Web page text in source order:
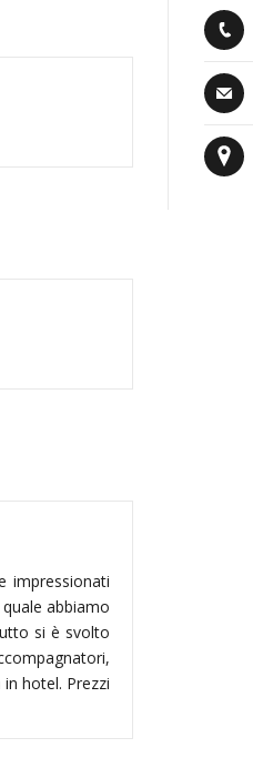
impressionati
abbiamo
si è svolto
hotel. Prezzi